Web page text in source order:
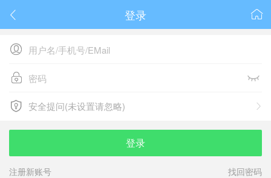
 
登录

 
 
安全提问(未设置请忽略)
安全提问(未设置请忽略)
登录
注册新账号
找回密码